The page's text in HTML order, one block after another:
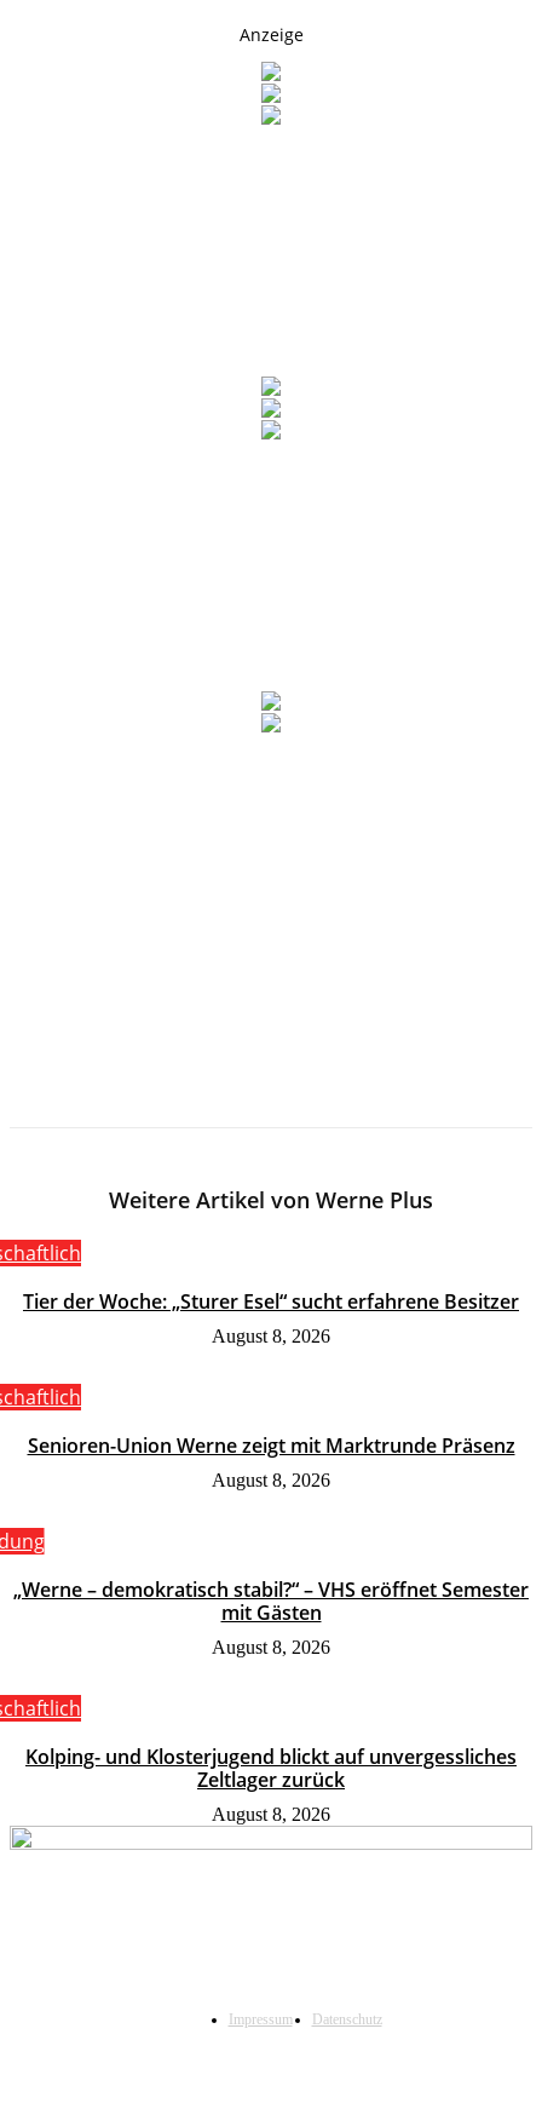
Anzeige
Weitere Artikel von Werne Plus
Tier der Woche: „Sturer Esel“ sucht erfahrene Besitzer
August 8, 2026
Senioren-Union Werne zeigt mit Marktrunde Präsenz
August 8, 2026
„Werne – demokratisch stabil?“ – VHS eröffnet Semester
mit Gästen
August 8, 2026
Kolping- und Klosterjugend blickt auf unvergessliches
Zeltlager zurück
August 8, 2026
Impressum Datenschutz